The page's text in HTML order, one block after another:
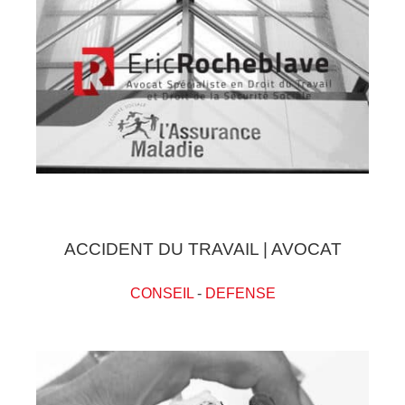
ACCIDENT DU TRAVAIL | AVOCAT
CONSEIL- DEFENSE